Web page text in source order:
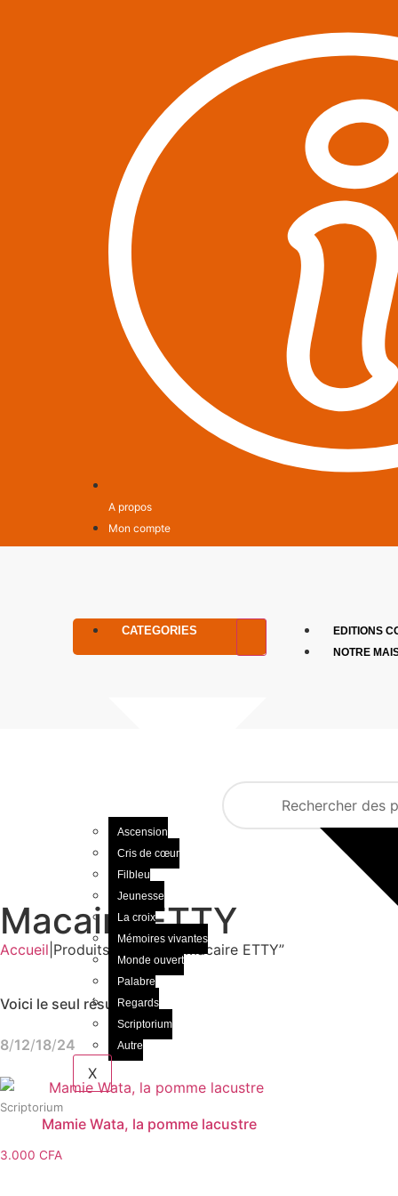
A propos
Mon compte
CATEGORIES
Ascension
Cris de cœur
Filbleu
Jeunesse
La croix
Mémoires vivantes
Monde ouvert
Palabre
Regards
Scriptorium
Autre
X
EDITIONS
NOTRE
Macaire ETTY
Accueil Produits identifiés “Macaire ETTY”
Voici le seul résultat
8 12 18 24
Scriptorium
Mamie Wata, la pomme lacustre
3.000 CFA